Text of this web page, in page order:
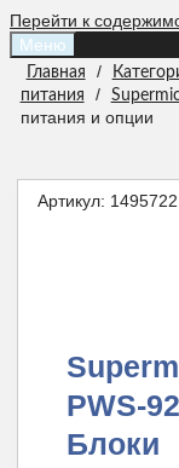
Перейти к
Меню
Главная /
питания
/
питания и опции
Артикул: 1495722
PWS-
Блоки